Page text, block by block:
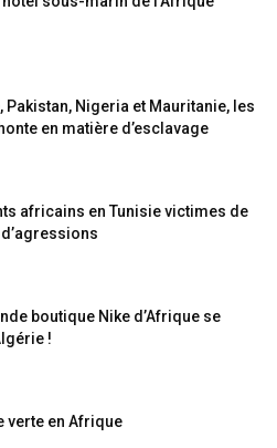
Pakistan, Nigeria et Mauritanie, les
en matière d’esclavage
africains en Tunisie victimes de
boutique Nike d’Afrique se
!
verte en Afrique